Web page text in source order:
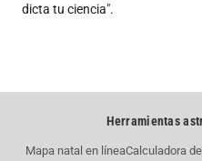
dicta tu ciencia".
Herramientas
Mapa natal en líneaCalculadora